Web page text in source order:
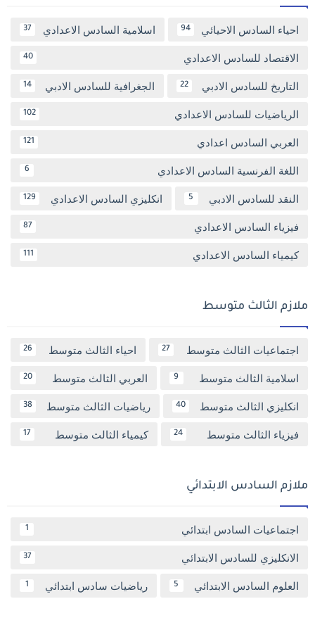
احياء السادس الاحيائي 94 اسلامية السادس الاعدادي 37
الاقتصاد للسادس الاعدادي 40
التاريخ للسادس الادبي 22 الجغرافية للسادس الادبي 14
الرياضيات للسادس الاعدادي 102
العربي السادس اعدادي 121
اللغة الفرنسية السادس الاعدادي 6
النقد للسادس الادبي 5 انكليزي السادس الاعدادي 129
فيزياء السادس الاعدادي 87
كيمياء السادس الاعدادي 111
ملازم الثالث متوسط
اجتماعيات الثالث متوسط 27 احياء الثالث متوسط 26
اسلامية الثالث متوسط 9 العربي الثالث متوسط 20
انكليزي الثالث متوسط 40 رياضيات الثالث متوسط 38
فيزياء الثالث متوسط 24 كيمياء الثالث متوسط 17
ملازم السادس الابتدائي
اجتماعيات السادس ابتدائي 1
الانكليزي للسادس الابتدائي 37
العلوم السادس الابتدائي 5 رياضيات سادس ابتدائي 1